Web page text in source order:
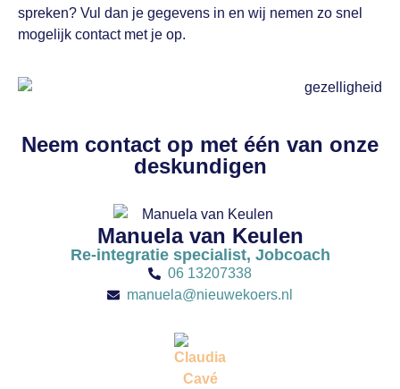
spreken? Vul dan je gegevens in en wij nemen zo snel
mogelijk contact met je op.
Neem contact op met één van onze
deskundigen
Manuela van Keulen
Re-integratie specialist, Jobcoach
06 13207338
manuela@nieuwekoers.nl